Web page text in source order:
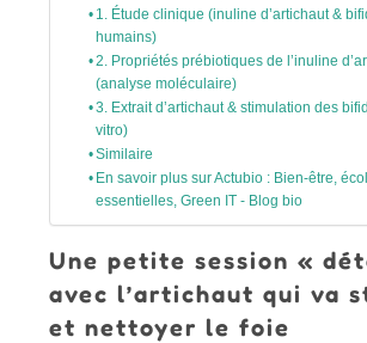
1. Étude clinique (inuline d’artichaut &
humains)
2. Propriétés prébiotiques de l’inuline
(analyse moléculaire)
3. Extrait d’artichaut & stimulation des
vitro)
Similaire
En savoir plus sur Actubio : Bien-être,
essentielles, Green IT - Blog bio
Une petite session «
avec l’artichaut qui va
et nettoyer le foie